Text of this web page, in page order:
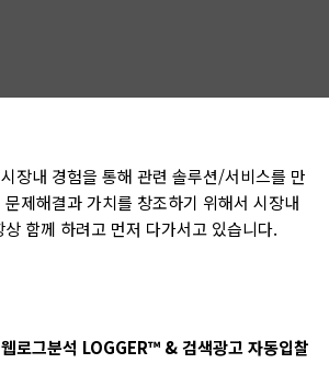
장내 경험을 통해 관련 솔루션/서비스를 만
제해결과 가치를 창조하기 위해서 시장내
함께 하려고 먼저 다가서고 있습니다.
로그분석 LOGGER™ & 검색광고 자동입찰